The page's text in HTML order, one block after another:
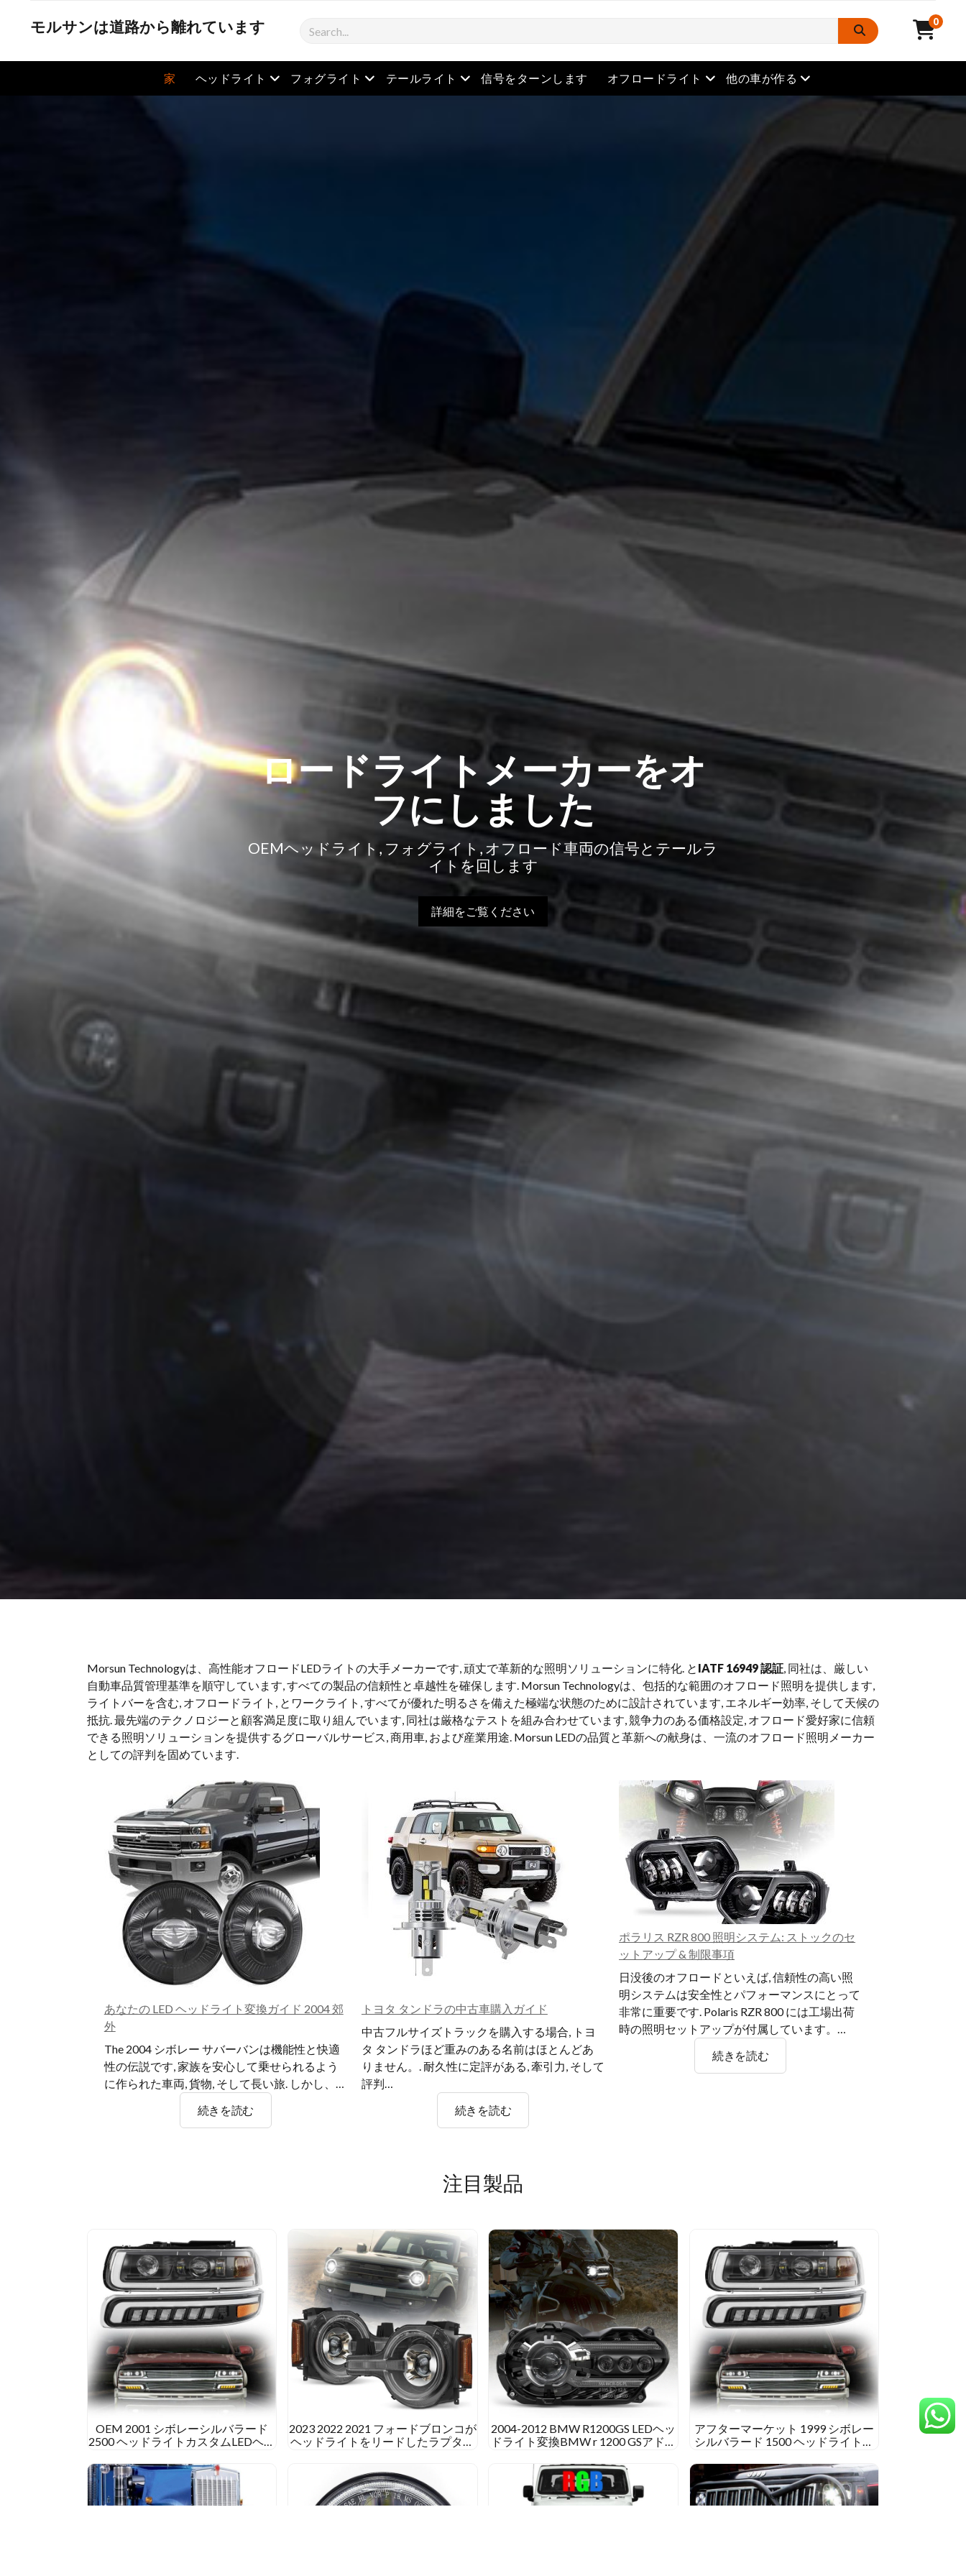
モルサンは道路から離れています
検
0
家 ヘッドライト メニューを開きます
フォグライト メニューを開きます
テールライト メニューを開きます
信号をターンします オフロードライト メニューを開きます
他の車が作る メニューを開きます
ロードライトメーカーをオ
フにしました
OEMヘッドライト, フォグライト, オフロード車両の信号とテールラ
イトを回します
詳細をご覧ください
モ
ル
サ
ン
道
路
れ
て
い
Morsun Technologyは、高性能オフロードLEDライトの大手メーカーです, 頑丈で革新的な照明ソリューションに特化. と IATF 16949 認証, 同社は、厳しい
自動車品質管理基準を順守しています, すべての製品の信頼性と卓越性を確保します. Morsun Technologyは、包括的な範囲のオフロード照明を提供します,
ライトバーを含む, オフロードライト, とワークライト, すべてが優れた明るさを備えた極端な状態のために設計されています, エネルギー効率, そして天候の
抵抗. 最先端のテクノロジーと顧客満足度に取り組んでいます, 同社は厳格なテストを組み合わせています, 競争力のある価格設定, オフロード愛好家に信頼
できる照明ソリューションを提供するグローバルサービス, 商用車, および産業用途. Morsun LEDの品質と革新への献身は、一流のオフロード照明メーカー
としての評判を固めています.
あなたの LED ヘッドライト変換ガイド 2004 郊
外
The2004 シボレー サバーバンは機能性と快適
性の伝説です, 家族を安心して乗せられるよう
に作られた車両, 貨物, そして長い旅. しかし、…
続きを読む
な
ラ
イ
ト
変
換
ガ
イ
ド
郊
トヨタ タンドラの中古車購入ガイド
中古フルサイズトラックを購入する場合, トヨ
タ タンドラほど重みのある名前はほとんどあ
りません。. 耐久性に定評がある, 牽引力, そして
評判…
続きを読むト
ヨ
ン
ド
の
中
古
車
購
入
ガ
イ
ド
ポラリス RZR 800 照明システム: ストックのセ
ットアップ & 制限事項
日没後のオフロードといえば, 信頼性の高い照
明システムは安全性とパフォーマンスにとって
非常に重要です. Polaris RZR 800 には工場出荷
時の照明セットアップが付属しています。…
続きを読むポ
ラ
ム:
ス
ト
ッ
ク
の
セ
ッ
ト
ア
プ
制
限
事
注目製品
OEM 2001 シボレーシルバラード
2500 ヘッドライトカスタムLEDヘッ
ド 2500
2023 2022 2021 フォードブロンコが
ヘッドライトをリードしたラプター
2004-2012 BMW R1200GS LEDヘッ
ドライト変換BMW r 1200 GSアドベ
ード
アフターマーケット 1999 シボレー
シルバラード 1500 ヘッドライトカ
レーシルバラード 1500